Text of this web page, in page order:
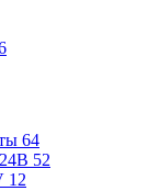
64
52
12